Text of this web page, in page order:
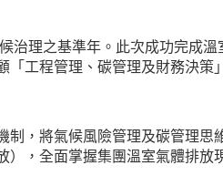
理之基準年。此次成功完成
工程管理、碳管理及財務決
，將氣候風險管理及碳管理思
，全面掌握集團溫室氣體排